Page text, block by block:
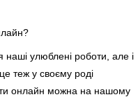
улюблені роботи, але і
теж у своєму роді
онлайн можна на нашому